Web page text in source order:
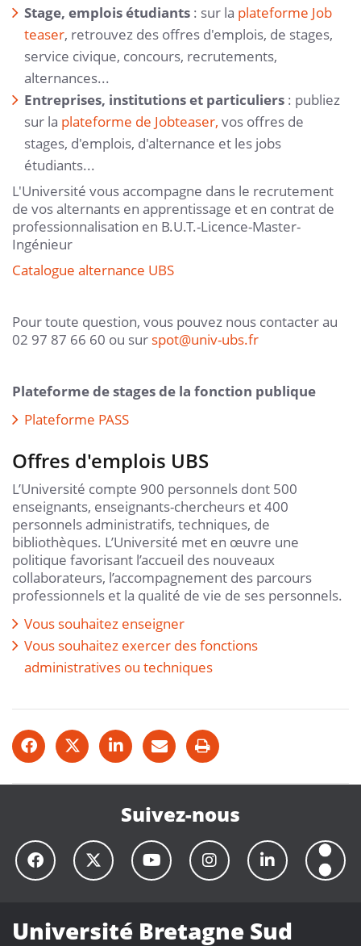
Stage, emplois étudiants : sur la plateforme Job
teaser, retrouvez des offres d'emplois, de stages,
service civique, concours, recrutements,
alternances...
Entreprises, institutions et particuliers : publiez
sur la plateforme de Jobteaser, vos offres de
stages, d'emplois, d'alternance et les jobs
étudiants...
L'Université vous accompagne dans le recrutement
de vos alternants en apprentissage et en contrat de
professionnalisation en B.U.T.-Licence-Master-
Ingénieur
Catalogue alternance UBS
Pour toute question, vous pouvez nous contacter au
02 97 87 66 60 ou sur spot@univ-ubs.fr
Plateforme de stages de la fonction publique
Plateforme PASS
Offres d'emplois UBS
L’Université compte 900 personnels dont 500
enseignants, enseignants-chercheurs et 400
personnels administratifs, techniques, de
bibliothèques. L’Université met en œuvre une
politique favorisant l’accueil des nouveaux
collaborateurs, l’accompagnement des parcours
professionnels et la qualité de vie de ses personnels.
Vous souhaitez enseigner
Vous souhaitez exercer des fonctions
administratives ou techniques
Suivez-nous
Université Bretagne Sud